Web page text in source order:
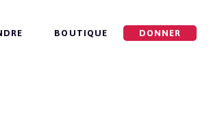
BOUTIQUE DONNER